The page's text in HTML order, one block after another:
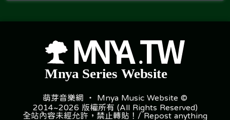
萌芽音樂網 ‧ Mnya Music Website ©
2014~2026 版權所有 (All Rights Reserved)
全站內容未經允許，禁止轉貼！/ Repost anything